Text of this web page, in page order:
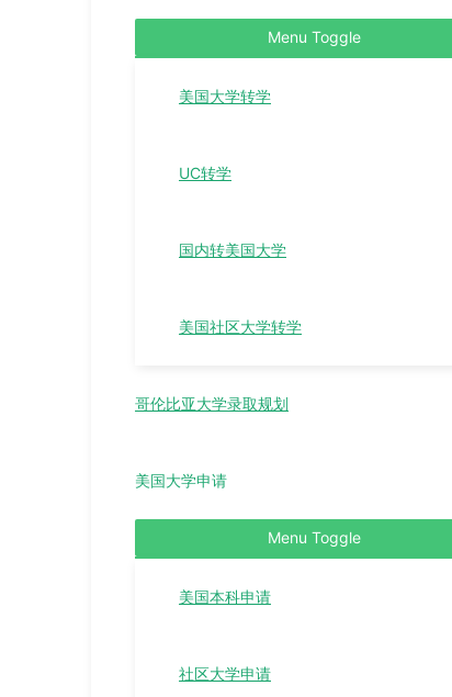
Menu Toggle
美国大学转学
UC转学
国内转美国大学
美国社区大学转学
哥伦比亚大学录取规划
美国大学申请
Menu Toggle
美国本科申请
社区大学申请